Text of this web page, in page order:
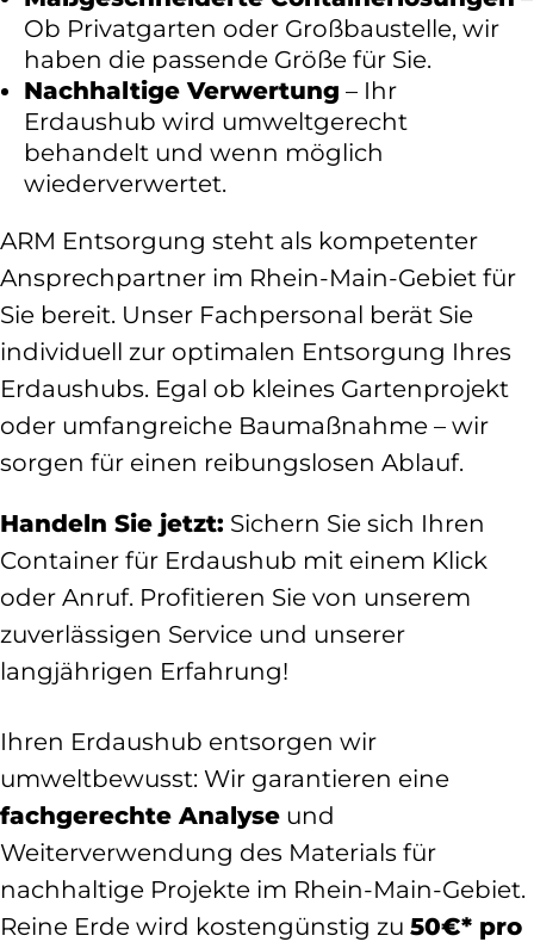
Ob Privatgarten oder Großbaustelle, wir
haben die passende Größe für Sie.
Nachhaltige Verwertung – Ihr
Erdaushub wird umweltgerecht
behandelt und wenn möglich
wiederverwertet.
ARM Entsorgung steht als kompetenter
Ansprechpartner im Rhein-Main-Gebiet für
Sie bereit. Unser Fachpersonal berät Sie
individuell zur optimalen Entsorgung Ihres
Erdaushubs. Egal ob kleines Gartenprojekt
oder umfangreiche Baumaßnahme – wir
sorgen für einen reibungslosen Ablauf.
Handeln Sie jetzt: Sichern Sie sich Ihren
Container für Erdaushub mit einem Klick
oder Anruf. Profitieren Sie von unserem
zuverlässigen Service und unserer
langjährigen Erfahrung!
Ihren Erdaushub entsorgen wir
umweltbewusst: Wir garantieren eine
fachgerechte Analyse und
Weiterverwendung des Materials für
nachhaltige Projekte im Rhein-Main-Gebiet.
Reine Erde wird kostengünstig zu 50€* pro